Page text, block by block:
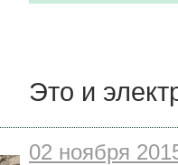
Это и
02 ноября